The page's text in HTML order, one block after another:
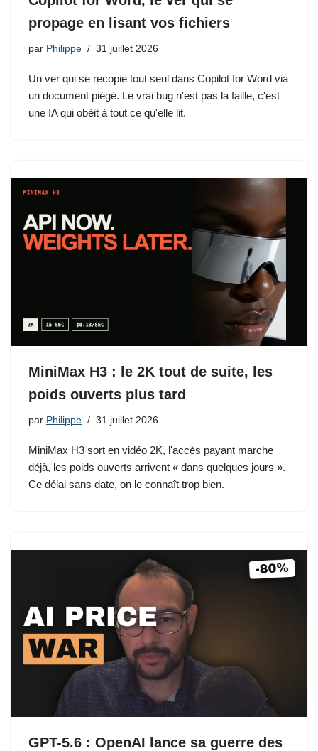
propage en lisant vos fichiers
par Philippe 31 juillet 2026
Un ver qui se recopie tout seul dans Copilot for Word via
un document piégé. Le vrai bug n'est pas la faille, c'est
une IA qui obéit à tout ce qu'elle lit.
MiniMax H3 : le 2K tout de suite, les
poids ouverts plus tard
par Philippe 31 juillet 2026
MiniMax H3 sort en vidéo 2K, l'accès payant marche
déjà, les poids ouverts arrivent « dans quelques jours ».
Ce délai sans date, on le connaît trop bien.
GPT-5.6 : OpenAI lance sa guerre des